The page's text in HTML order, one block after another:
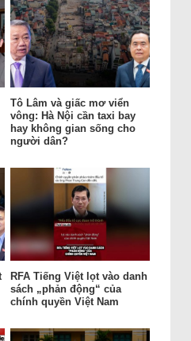
Tô Lâm và giấc mơ viển
vông: Hà Nội cần taxi bay
hay không gian sống cho
người dân?
RFA Tiếng Việt lọt vào danh
sách „phản động“ của
chính quyền Việt Nam